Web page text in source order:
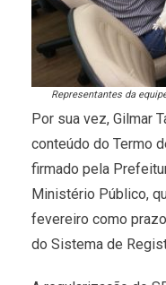
Representantes da equipe
Por sua vez, Gilmar
conteúdo do Termo
firmado pela
Ministério Público,
fevereiro como
do Sistema de